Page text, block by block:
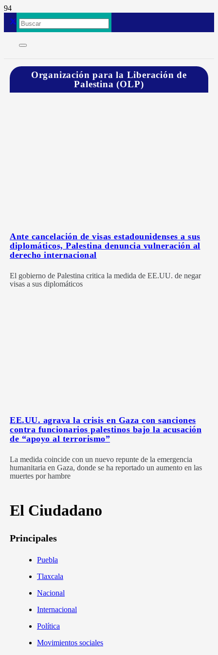
Organización para la Liberación de
Palestina (OLP)
Ante cancelación de visas estadounidenses a sus
diplomáticos, Palestina denuncia vulneración al
derecho internacional
El gobierno de Palestina critica la medida de EE.UU. de negar
visas a sus diplomáticos
EE.UU. agrava la crisis en Gaza con sanciones
contra funcionarios palestinos bajo la acusación
de “apoyo al terrorismo”
La medida coincide con un nuevo repunte de la emergencia
humanitaria en Gaza, donde se ha reportado un aumento en las
muertes por hambre
El Ciudadano
Principales
Puebla
Tlaxcala
Nacional
Internacional
Política
Movimientos sociales